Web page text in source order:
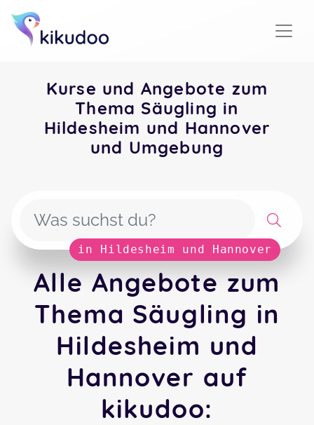
Kurse und Angebote zum
Thema Säugling in
Hildesheim und Hannover
und Umgebung
in Hildesheim und Hannover
Alle Angebote zum
Thema Säugling in
Hildesheim und
Hannover auf
kikudoo: